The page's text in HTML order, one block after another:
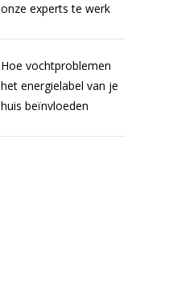
onze experts te werk
Hoe vochtproblemen
het energielabel van je
huis beïnvloeden